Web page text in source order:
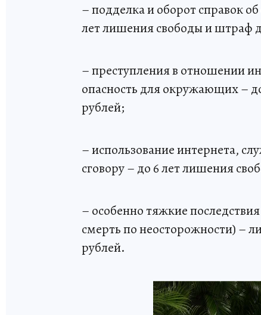
– подделка и оборот справок
лет лишения свободы и штраф
– преступления в отношении
опасность для окружающих –
рублей;
– использование интернета,
сговору – до 6 лет лишения
– особенно тяжкие
смерть по неосторожности) –
рублей.